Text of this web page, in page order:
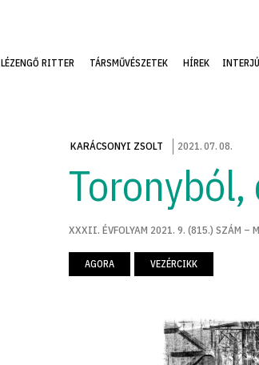
LÉZENGŐ RITTER TÁRSMŰVÉSZETEK HÍREK
KARÁCSONYI ZSOLT 2021.07.08.
XXXII. ÉVFOLYAM 2021. 9. (815.) SZÁM –
AGORA VEZÉRCIKK